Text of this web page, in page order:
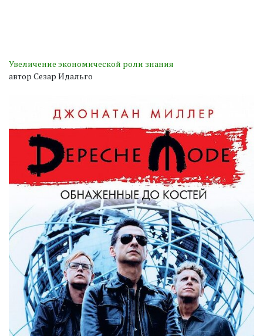
Увеличение экономической роли знания
автор Сезар Идальго